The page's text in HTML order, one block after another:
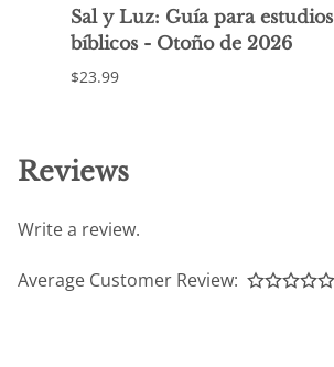
Sal y Luz: Guía para estudios
bíblicos - Otoño de 2026
$23.99
Reviews
Write a review.
Average Customer Review: